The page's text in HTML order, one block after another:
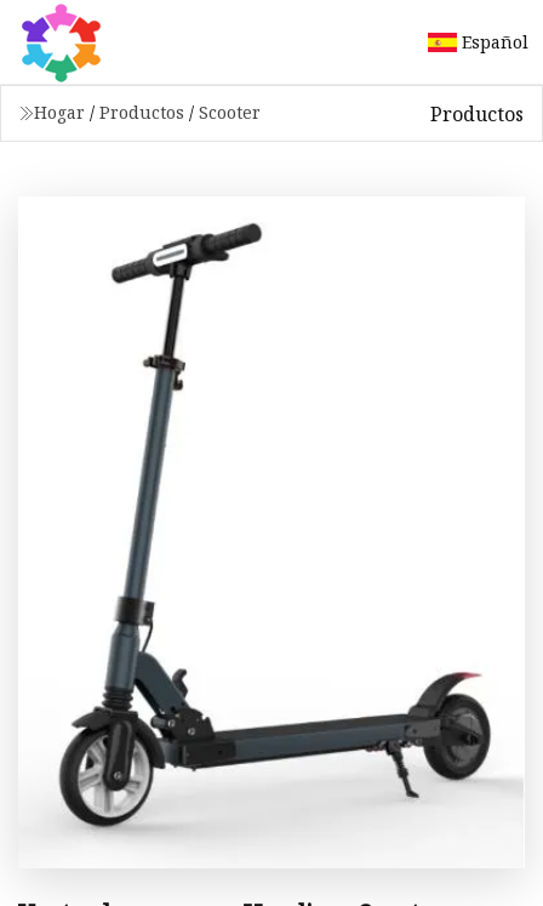
Español
Hogar / Productos / Scooter Productos